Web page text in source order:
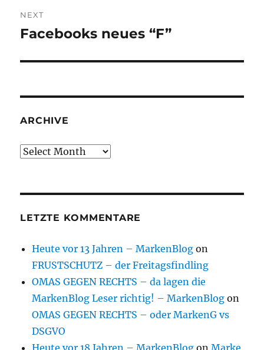
NEXT
Next
Facebooks neues “F”
ARCHIVE
Archive
LETZTE KOMMENTARE
Heute vor 13 Jahren – MarkenBlog on
FRUSTSCHUTZ – der Freitagsfindling
OMAS GEGEN RECHTS – da lagen die
MarkenBlog Leser richtig! – MarkenBlog on
OMAS GEGEN RECHTS – oder MarkenG vs
DSGVO